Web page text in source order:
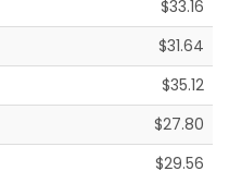
$33.16
$31.64
$35.12
$27.80
$29.56